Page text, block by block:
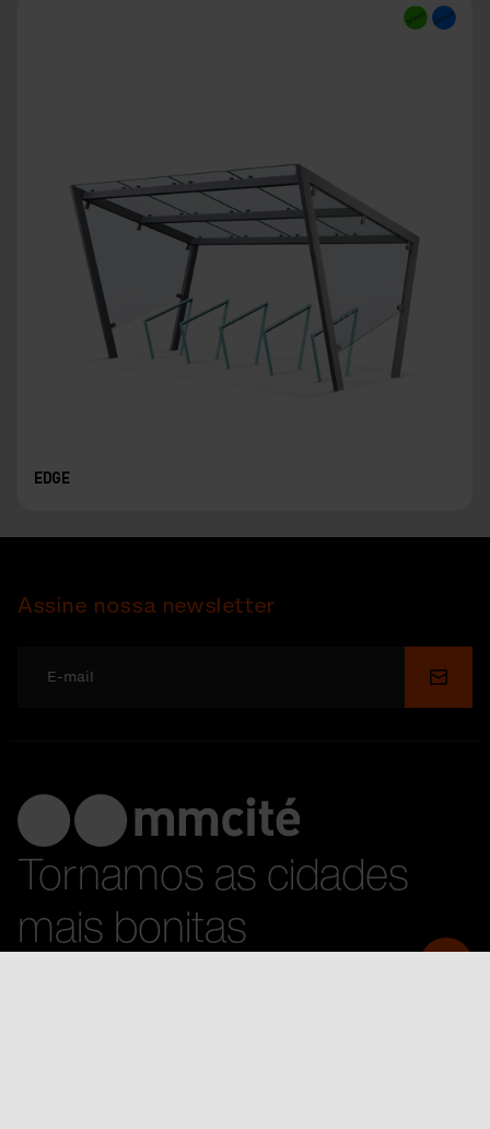
EDGE
Assine nossa newsletter
Enviar
Tornamos as cidades
mais bonitas